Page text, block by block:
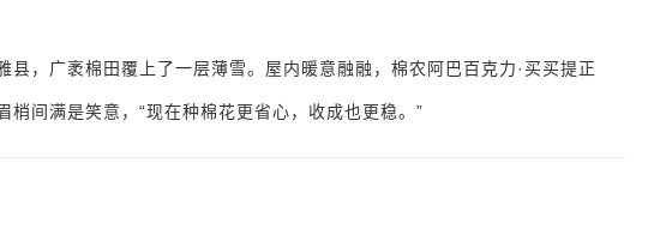
，广袤棉田覆上了一层薄雪。屋内暖意融融，棉农阿巴百克力·买买提正
间满是笑意，“现在种棉花更省心，收成也更稳。”